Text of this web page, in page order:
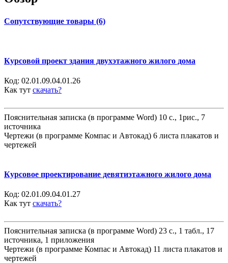
Сопутствующие товары (6)
Курсовой проект здания двухэтажного жилого дома
Код: 02.01.09.04.01.26
Как тут скачать?
Пояснительная записка (в программе Word) 10 с., 1рис., 7
источника
Чертежи (в программе Компас и Автокад) 6 листа плакатов и
чертежей
Курсовое проектирование девятиэтажного жилого дома
Код: 02.01.09.04.01.27
Как тут скачать?
Пояснительная записка (в программе Word) 23 с., 1 табл., 17
источника, 1 приложения
Чертежи (в программе Компас и Автокад) 11 листа плакатов и
чертежей